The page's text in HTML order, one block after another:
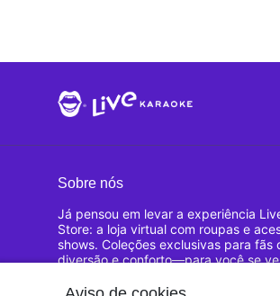
Sobre nós
Já pensou em levar a experiência
Store: a loja virtual com roupas e
shows. Coleções exclusivas para
diversão e conforto—para você se